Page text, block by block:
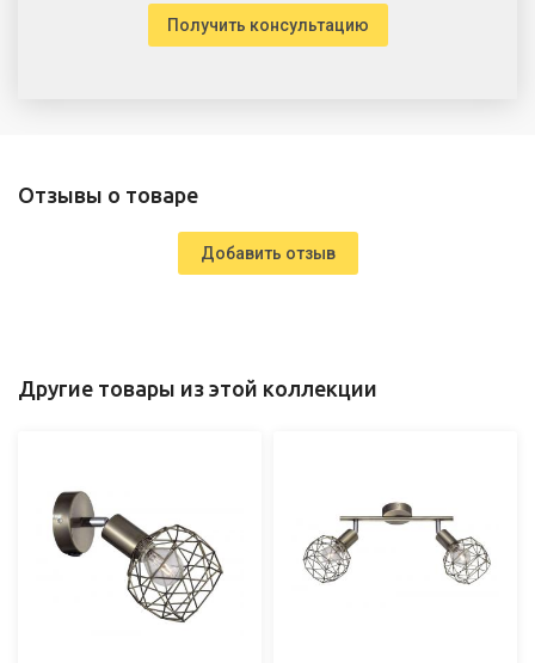
Получить консультацию
Отзывы о товаре
Добавить отзыв
Другие товары из этой коллекции